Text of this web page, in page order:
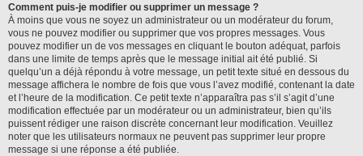
Comment puis-je modifier ou supprimer un message ?
À moins que vous ne soyez un administrateur ou un modérateur du forum,
vous ne pouvez modifier ou supprimer que vos propres messages. Vous
pouvez modifier un de vos messages en cliquant le bouton adéquat, parfois
dans une limite de temps après que le message initial ait été publié. Si
quelqu’un a déjà répondu à votre message, un petit texte situé en dessous du
message affichera le nombre de fois que vous l’avez modifié, contenant la date
et l’heure de la modification. Ce petit texte n’apparaîtra pas s’il s’agit d’une
modification effectuée par un modérateur ou un administrateur, bien qu’ils
puissent rédiger une raison discrète concernant leur modification. Veuillez
noter que les utilisateurs normaux ne peuvent pas supprimer leur propre
message si une réponse a été publiée.